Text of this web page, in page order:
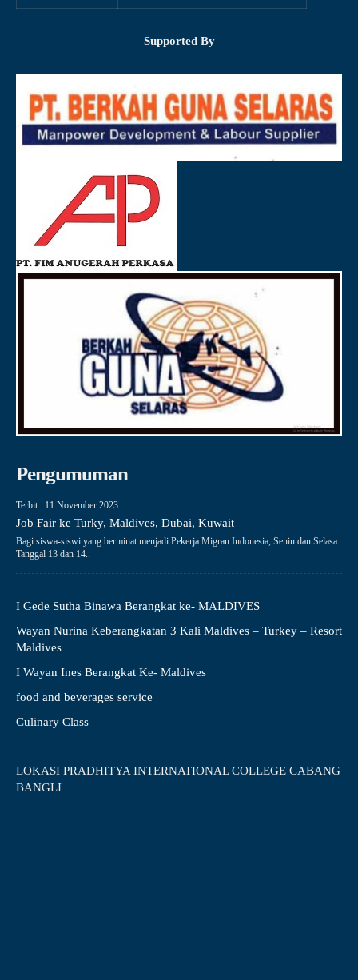
Supported By
Pengumuman
Terbit : 11 November 2023
Job Fair ke Turky, Maldives, Dubai, Kuwait
Bagi siswa-siswi yang berminat menjadi Pekerja Migran Indonesia, Senin dan Selasa
Tanggal 13 dan 14..
I Gede Sutha Binawa Berangkat ke- MALDIVES
Wayan Nurina Keberangkatan 3 Kali Maldives – Turkey – Resort
Maldives
I Wayan Ines Berangkat Ke- Maldives
food and beverages service
Culinary Class
LOKASI PRADHITYA INTERNATIONAL COLLEGE CABANG
BANGLI